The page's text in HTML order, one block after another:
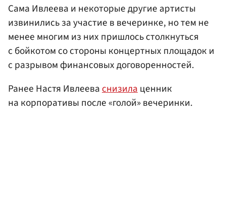
Сама Ивлеева и некоторые другие артисты
извинились за участие в вечеринке, но тем не
менее многим из них пришлось столкнуться
с бойкотом со стороны концертных площадок и
с разрывом финансовых договоренностей.
Ранее Настя Ивлееваснизилаценник
на корпоративы после «голой» вечеринки.